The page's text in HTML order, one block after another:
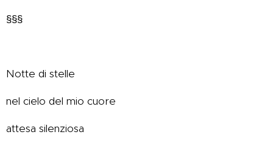
§§§
Notte di stelle
nel cielo del mio cuore
attesa silenziosa